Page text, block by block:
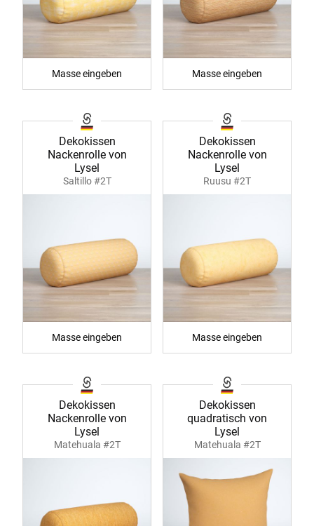
Masse eingeben Masse eingeben
Dekokissen
Nackenrolle von
Lysel
Saltillo #2T
Masse eingeben
Dekokissen
Nackenrolle von
Lysel
Ruusu #2T
Masse eingeben
Dekokissen
Nackenrolle von
Lysel
Matehuala #2T
Dekokissen
quadratisch von
Lysel
Matehuala #2T